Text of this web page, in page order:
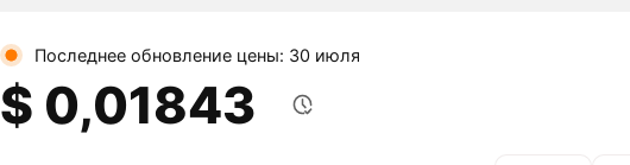
Последнее обновление цены: 30 июля
$ 0,01843